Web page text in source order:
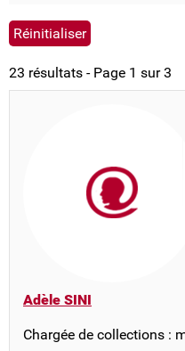
23 résultats - Page 1 sur 3
Adèle SINI
Chargée de collections :